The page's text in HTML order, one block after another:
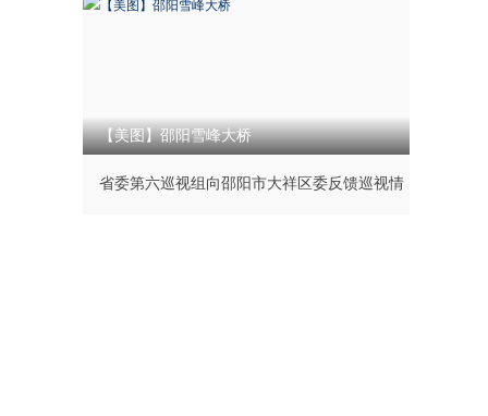
【美图】邵阳雪峰大桥
省委第六巡视组向邵阳市大祥区委反馈巡视情